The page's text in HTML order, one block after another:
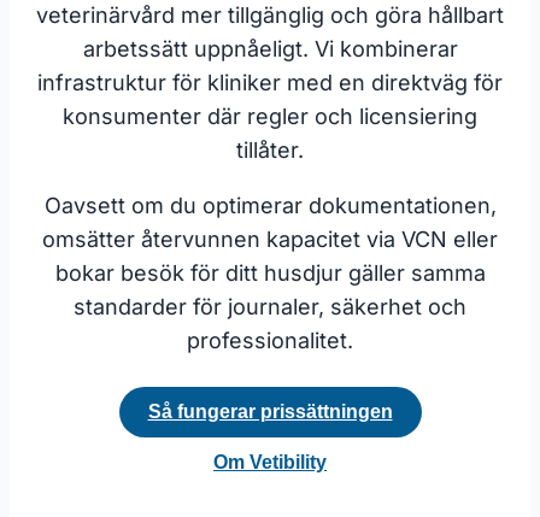
veterinärvård mer tillgänglig och göra hållbart
arbetssätt uppnåeligt. Vi kombinerar
infrastruktur för kliniker med en direktväg för
konsumenter där regler och licensiering
tillåter.
Oavsett om du optimerar dokumentationen,
omsätter återvunnen kapacitet via VCN eller
bokar besök för ditt husdjur gäller samma
standarder för journaler, säkerhet och
professionalitet.
Så fungerar prissättningen
Om Vetibility